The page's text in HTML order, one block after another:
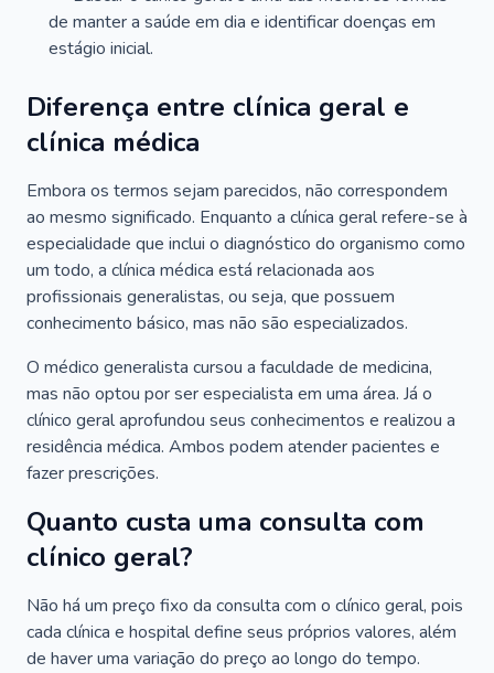
de manter a saúde em dia e identificar doenças em
estágio inicial.
Diferença entre clínica geral e
clínica médica
Embora os termos sejam parecidos, não correspondem
ao mesmo significado. Enquanto a clínica geral refere-se à
especialidade que inclui o diagnóstico do organismo como
um todo, a clínica médica está relacionada aos
profissionais generalistas, ou seja, que possuem
conhecimento básico, mas não são especializados.
O médico generalista cursou a faculdade de medicina,
mas não optou por ser especialista em uma área. Já o
clínico geral aprofundou seus conhecimentos e realizou a
residência médica. Ambos podem atender pacientes e
fazer prescrições.
Quanto custa uma consulta com
clínico geral?
Não há um preço fixo da consulta com o clínico geral, pois
cada clínica e hospital define seus próprios valores, além
de haver uma variação do preço ao longo do tempo.